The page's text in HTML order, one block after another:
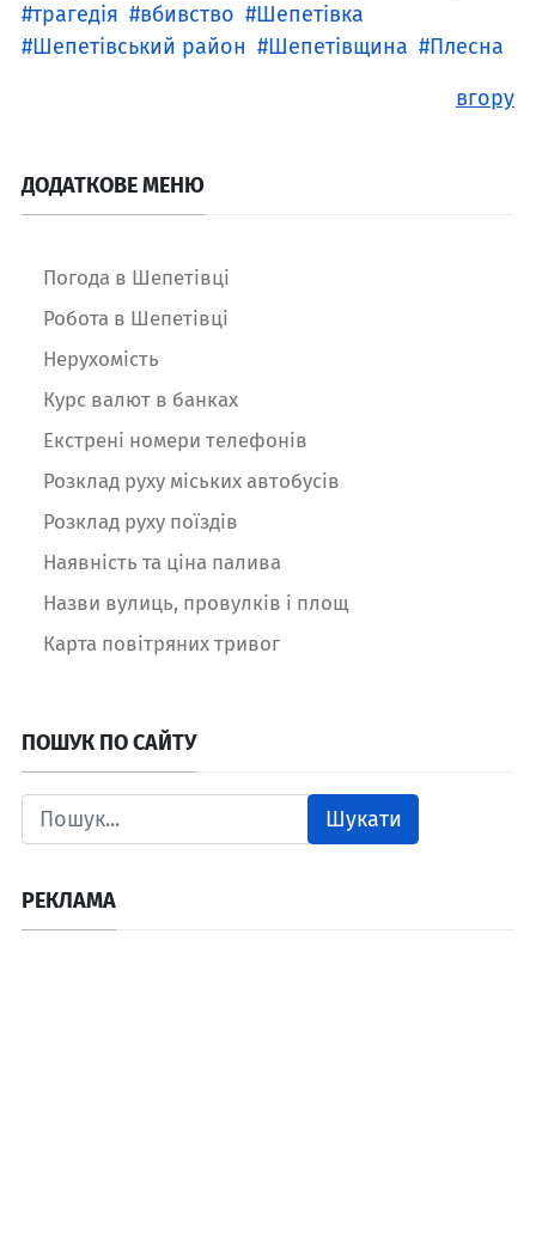
трагедія
вбивство
Шепетівка
Шепетівський район
Шепетівщина
Плесна
вгору
ДОДАТКОВЕ МЕНЮ
Погода в Шепетівці
Робота в Шепетівці
Нерухомість
Курс валют в банках
Екстрені номери телефонів
Розклад руху міських автобусів
Розклад руху поїздів
Наявність та ціна палива
Назви вулиць, провулків і площ
Карта повітряних тривог
ПОШУК ПО САЙТУ
Шукати
РЕКЛАМА